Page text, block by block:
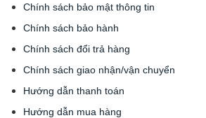
Chính sách bảo mật thông tin
Chính sách bảo hành
Chính sách đổi trả hàng
Chính sách giao nhận/vận chuyển
Hướng dẫn thanh toán
Hướng dẫn mua hàng